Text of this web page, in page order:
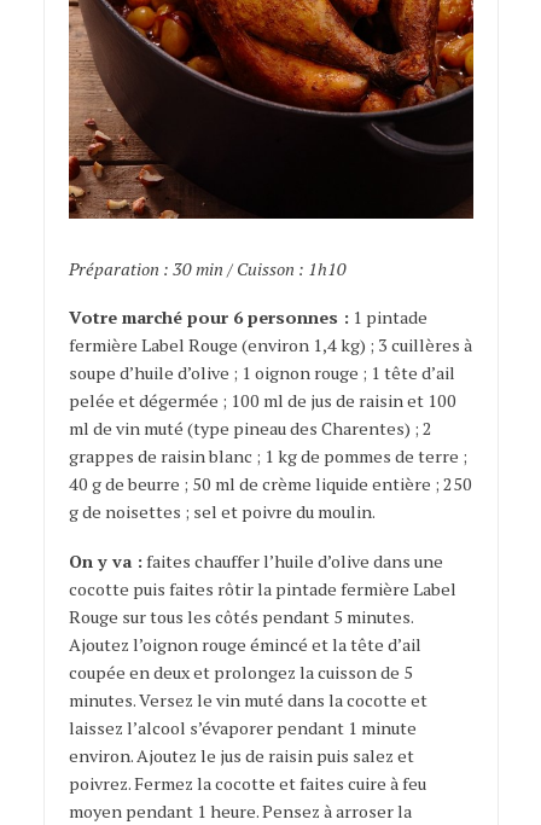
Préparation : 30 min / Cuisson : 1h10
Votre marché pour 6 personnes : 1 pintade
fermière Label Rouge (environ 1,4 kg) ; 3 cuillères à
soupe d’huile d’olive ; 1 oignon rouge ; 1 tête d’ail
pelée et dégermée ; 100 ml de jus de raisin et 100
ml de vin muté (type pineau des Charentes) ; 2
grappes de raisin blanc ; 1 kg de pommes de terre ;
40 g de beurre ; 50 ml de crème liquide entière ; 250
g de noisettes ; sel et poivre du moulin.
On y va : faites chauffer l’huile d’olive dans une
cocotte puis faites rôtir la pintade fermière Label
Rouge sur tous les côtés pendant 5 minutes.
Ajoutez l’oignon rouge émincé et la tête d’ail
coupée en deux et prolongez la cuisson de 5
minutes. Versez le vin muté dans la cocotte et
laissez l’alcool s’évaporer pendant 1 minute
environ. Ajoutez le jus de raisin puis salez et
poivrez. Fermez la cocotte et faites cuire à feu
moyen pendant 1 heure. Pensez à arroser la